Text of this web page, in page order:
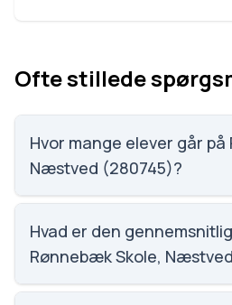
Ofte stillede
Hvor mange elever går
Næstved (280745)?
Rønnebæk Skole, Næstved
hvilket gør den til nummer 1492
Hvad er den
Rønnebæk Skole,
Vi har ikke data om